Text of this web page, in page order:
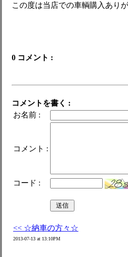
この度は当店での車輌購入あり
0 コメント :
コメントを書く :
お名前 :
コメント :
コード :
<< ☆納車の方々☆
2013-07-13 at 13:10PM